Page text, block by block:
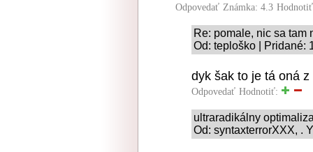
Odpovedať Známka: 4.3
Re: pomale, nic sa tam
Od: teploško | Pridané:
dyk šak to je tá oná
Odpovedať Hodnotiť:
ultraradikálny
Od: syntaxterrorXXX, .